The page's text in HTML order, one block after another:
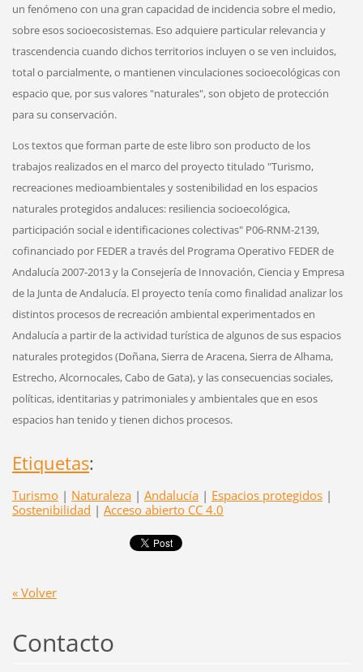
un fenómeno con una gran capacidad de incidencia sobre el medio,
sobre esos socioecosistemas. Eso adquiere particular relevancia y
trascendencia cuando dichos territorios incluyen o se ven incluidos,
total o parcialmente, o mantienen vinculaciones socioecológicas con
espacio que, por sus valores "naturales", son objeto de protección
para su conservación.
Los textos que forman parte de este libro son producto de los
trabajos realizados en el marco del proyecto titulado "Turismo,
recreaciones medioambientales y sostenibilidad en los espacios
naturales protegidos andaluces: resiliencia socioecológica,
participación social e identificaciones colectivas" P06-RNM-2139,
cofinanciado por FEDER a través del Programa Operativo FEDER de
Andalucía 2007-2013 y la Consejería de Innovación, Ciencia y Empresa
de la Junta de Andalucía. El proyecto tenía como finalidad analizar los
distintos procesos de recreación ambiental experimentados en
Andalucía a partir de la actividad turística de algunos de sus espacios
naturales protegidos (Doñana, Sierra de Aracena, Sierra de Alhama,
Estrecho, Alcornocales, Cabo de Gata), y las consecuencias sociales,
políticas, identitarias y patrimoniales y ambientales que en esos
espacios han tenido y tienen dichos procesos.
Etiquetas:
Turismo | Naturaleza | Andalucía | Espacios protegidos |
Sostenibilidad | Acceso abierto CC 4.0
« Volver
Contacto